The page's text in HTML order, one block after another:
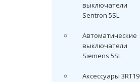
выключатели
Sentron 5SL
Автоматические
выключатели
Siemens 5SL
Аксессуары 3RT19